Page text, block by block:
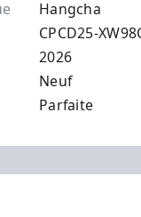
Hangcha
CPCD25-
2026
Neuf
Parfaite